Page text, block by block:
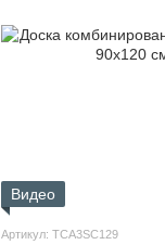
Видео
Артикул: TCA3SC129